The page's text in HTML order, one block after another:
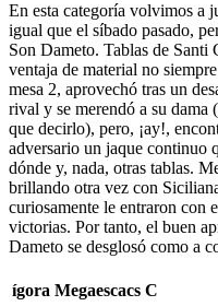
En esta categorí­a volvimos a
igual que el síbado pasado,
Son Dameto. Tablas de Santi
ventaja de material no
mesa 2, aprovechó tras un
rival y se merendó a su
que decirlo), pero, ¡ay!,
adversario un jaque continuo
dónde y, nada, otras tablas.
brillando otra vez con
curiosamente le entraron con
victorias. Por tanto, el buen
Dameto se desglosó como a
ígora Megaescacs C